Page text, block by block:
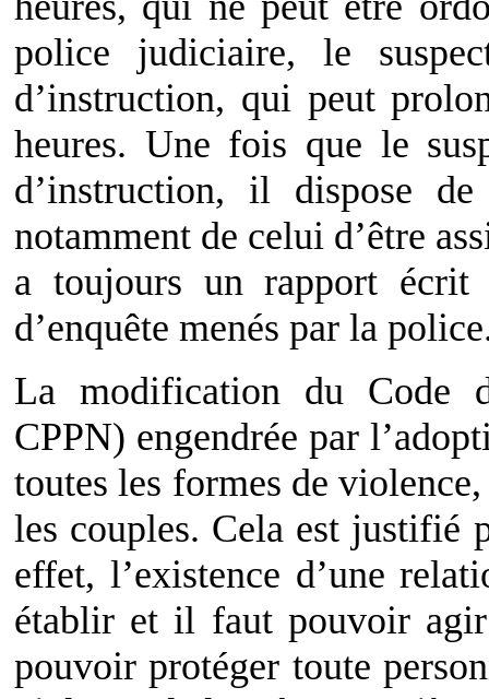
police judiciaire, le
d’instruction, qui peut
heures. Une fois que le
d’instruction, il dispose
notamment de celui d’être
a toujours un rapport
d’enquête menés par la
La modification du Code
CPPN) engendrée par
toutes les formes de
les couples. Cela est justifié
effet, l’existence d’une
établir et il faut pouvoir
pouvoir protéger toute